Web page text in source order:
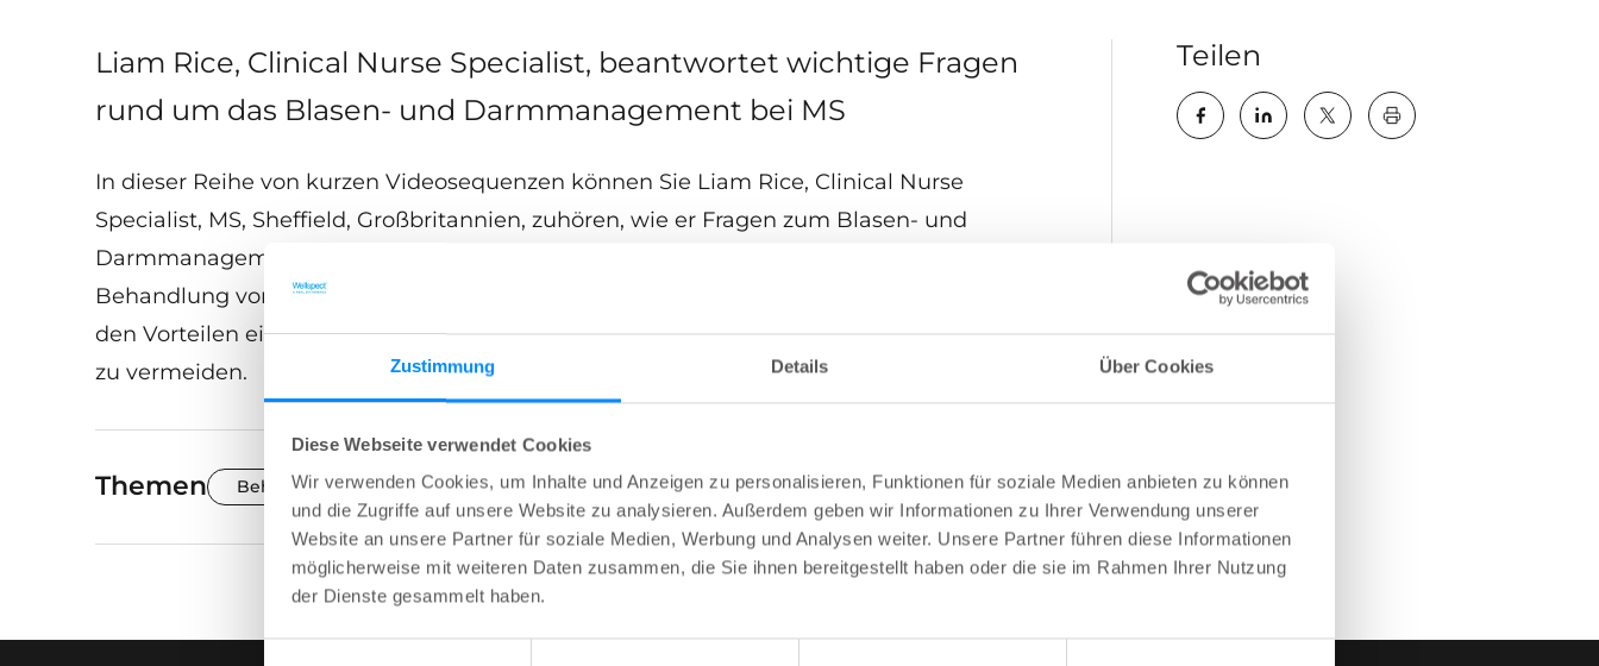
Zustimmung Details Über Cookies
Diese Webseite verwendet Cookies
Wir verwenden Cookies, um Inhalte und Anzeigen zu personalisieren, Funktionen für soziale Medien anbieten zu können
und die Zugriffe auf unsere Website zu analysieren. Außerdem geben wir Informationen zu Ihrer Verwendung unserer
Website an unsere Partner für soziale Medien, Werbung und Analysen weiter. Unsere Partner führen diese Informationen
möglicherweise mit weiteren Daten zusammen, die Sie ihnen bereitgestellt haben oder die sie im Rahmen Ihrer Nutzung
der Dienste gesammelt haben.
Liam Rice, Clinical Nurse Specialist, beantwortet wichtige Fragen
rund um das Blasen- und Darmmanagement bei MS
In dieser Reihe von kurzen Videosequenzen können Sie Liam Rice, Clinical Nurse
Specialist, MS, Sheffield, Großbritannien, zuhören, wie er Fragen zum Blasen- und
Darmmanagement bei MS Patienten beantwortet, von der Bedeutung bis zur
Behandlung von Symptomen, wie man am besten mit Funktionsstörungen umgeht,
den Vorteilen einer guten Behandlung und warum es wichtig ist, Harnwegsinfektionen
zu vermeiden.
Themen Behandlungsmöglichkeiten Therapie Darm Blase Lehren
Teilen
key:global.print-this-